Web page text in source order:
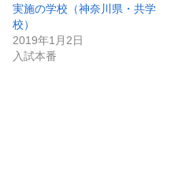
実施の学校（神奈川県・共学
校）
2019年1月2日
入試本番